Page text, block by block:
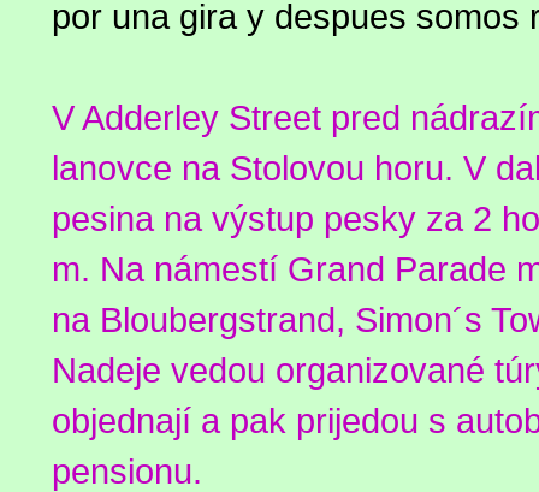
por una gira y despues somos
V Adderley Street pred
lanovce na Stolovou horu. V
pesina na výstup pesky za 2
m. Na námestí Grand Parade
na Bloubergstrand, Simon´s
Nadeje vedou organizované
objednají a pak prijedou s
pensionu.